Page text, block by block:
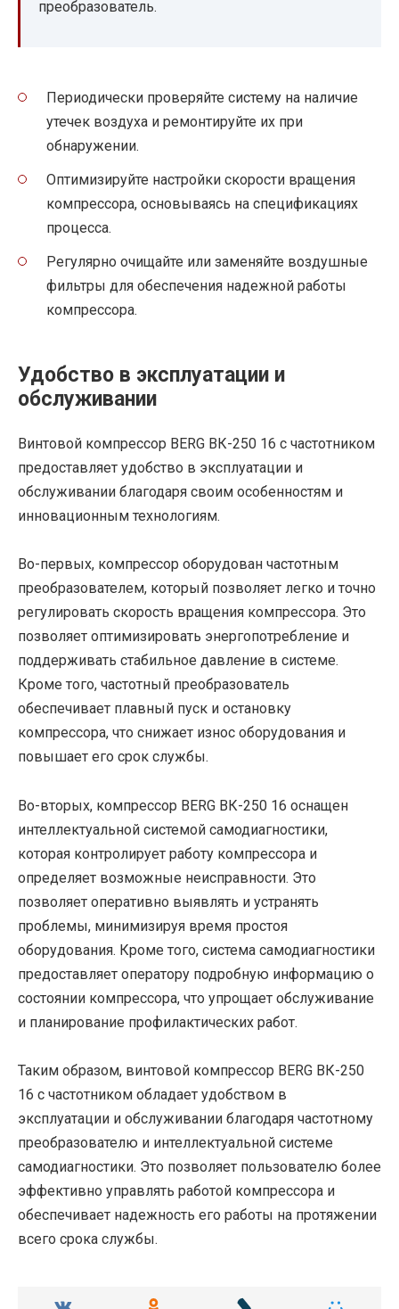
преобразователь.
Периодически проверяйте систему на наличие
утечек воздуха и ремонтируйте их при
обнаружении.
Оптимизируйте настройки скорости вращения
компрессора, основываясь на спецификациях
процесса.
Регулярно очищайте или заменяйте воздушные
фильтры для обеспечения надежной работы
компрессора.
Удобство в эксплуатации и
обслуживании
Винтовой компрессор BERG ВК-250 16 с частотником
предоставляет удобство в эксплуатации и
обслуживании благодаря своим особенностям и
инновационным технологиям.
Во-первых, компрессор оборудован частотным
преобразователем, который позволяет легко и точно
регулировать скорость вращения компрессора. Это
позволяет оптимизировать энергопотребление и
поддерживать стабильное давление в системе.
Кроме того, частотный преобразователь
обеспечивает плавный пуск и остановку
компрессора, что снижает износ оборудования и
повышает его срок службы.
Во-вторых, компрессор BERG ВК-250 16 оснащен
интеллектуальной системой самодиагностики,
которая контролирует работу компрессора и
определяет возможные неисправности. Это
позволяет оперативно выявлять и устранять
проблемы, минимизируя время простоя
оборудования. Кроме того, система самодиагностики
предоставляет оператору подробную информацию о
состоянии компрессора, что упрощает обслуживание
и планирование профилактических работ.
Таким образом, винтовой компрессор BERG ВК-250
16 с частотником обладает удобством в
эксплуатации и обслуживании благодаря частотному
преобразователю и интеллектуальной системе
самодиагностики. Это позволяет пользователю более
эффективно управлять работой компрессора и
обеспечивает надежность его работы на протяжении
всего срока службы.